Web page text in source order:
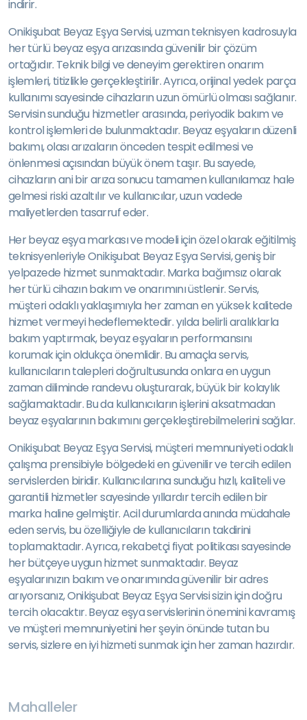
indirir.
Onikişubat Beyaz Eşya Servisi, uzman teknisyen kadrosuyla
her türlü beyaz eşya arızasında güvenilir bir çözüm
ortağıdır. Teknik bilgi ve deneyim gerektiren onarım
işlemleri, titizlikle gerçekleştirilir. Ayrıca, orijinal yedek parça
kullanımı sayesinde cihazların uzun ömürlü olması sağlanır.
Servisin sunduğu hizmetler arasında, periyodik bakım ve
kontrol işlemleri de bulunmaktadır. Beyaz eşyaların düzenli
bakımı, olası arızaların önceden tespit edilmesi ve
önlenmesi açısından büyük önem taşır. Bu sayede,
cihazların ani bir arıza sonucu tamamen kullanılamaz hale
gelmesi riski azaltılır ve kullanıcılar, uzun vadede
maliyetlerden tasarruf eder.
Her beyaz eşya markası ve modeli için özel olarak eğitilmiş
teknisyenleriyle Onikişubat Beyaz Eşya Servisi, geniş bir
yelpazede hizmet sunmaktadır. Marka bağımsız olarak
her türlü cihazın bakım ve onarımını üstlenir. Servis,
müşteri odaklı yaklaşımıyla her zaman en yüksek kalitede
hizmet vermeyi hedeflemektedir. yılda belirli aralıklarla
bakım yaptırmak, beyaz eşyaların performansını
korumak için oldukça önemlidir. Bu amaçla servis,
kullanıcıların talepleri doğrultusunda onlara en uygun
zaman diliminde randevu oluşturarak, büyük bir kolaylık
sağlamaktadır. Bu da kullanıcıların işlerini aksatmadan
beyaz eşyalarının bakımını gerçekleştirebilmelerini sağlar.
Onikişubat Beyaz Eşya Servisi, müşteri memnuniyeti odaklı
çalışma prensibiyle bölgedeki en güvenilir ve tercih edilen
servislerden biridir. Kullanıcılarına sunduğu hızlı, kaliteli ve
garantili hizmetler sayesinde yıllardır tercih edilen bir
marka haline gelmiştir. Acil durumlarda anında müdahale
eden servis, bu özelliğiyle de kullanıcıların takdirini
toplamaktadır. Ayrıca, rekabetçi fiyat politikası sayesinde
her bütçeye uygun hizmet sunmaktadır. Beyaz
eşyalarınızın bakım ve onarımında güvenilir bir adres
arıyorsanız, Onikişubat Beyaz Eşya Servisi sizin için doğru
tercih olacaktır. Beyaz eşya servislerinin önemini kavramış
ve müşteri memnuniyetini her şeyin önünde tutan bu
servis, sizlere en iyi hizmeti sunmak için her zaman hazırdır.
Mahalleler